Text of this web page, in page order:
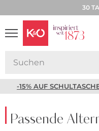
30
-15% AUF
Passende